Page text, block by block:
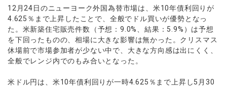
ソフトコモディティCFD
NEW
バトルCFD
取引計算シミュレーター
注文執行ポリシー
経済指標・予測カレンダー
休眠口座と凍結口座
AXIORYポータル
ストライク インジケータ
MQLシグナル
NEW
通貨インデックス
コーポレートニュース
キャンペーン
トレードガイド
NEW
会社概要
役員紹介
お問合せ
よくあるご質問
日本語
عربى
English
Русский
ไทย
口座開設する
デモ口座を開設する
12月24日のニューヨーク外国為替市場は、米10年債利回りが
4.625％まで上昇したことで、全般でドル買いが優勢となっ
た。米新築住宅販売件数（予想：9.0%、結果：5.9%）は予想
を下回ったものの、相場に大きな影響は無かった。クリスマス
休場前で市場参加者が少ない中で、大きな方向感は出にくく、
全般でレンジ内でのもみ合いとなった。
米ドル円は、米10年債利回りが一時4.625％まで上昇し5月30